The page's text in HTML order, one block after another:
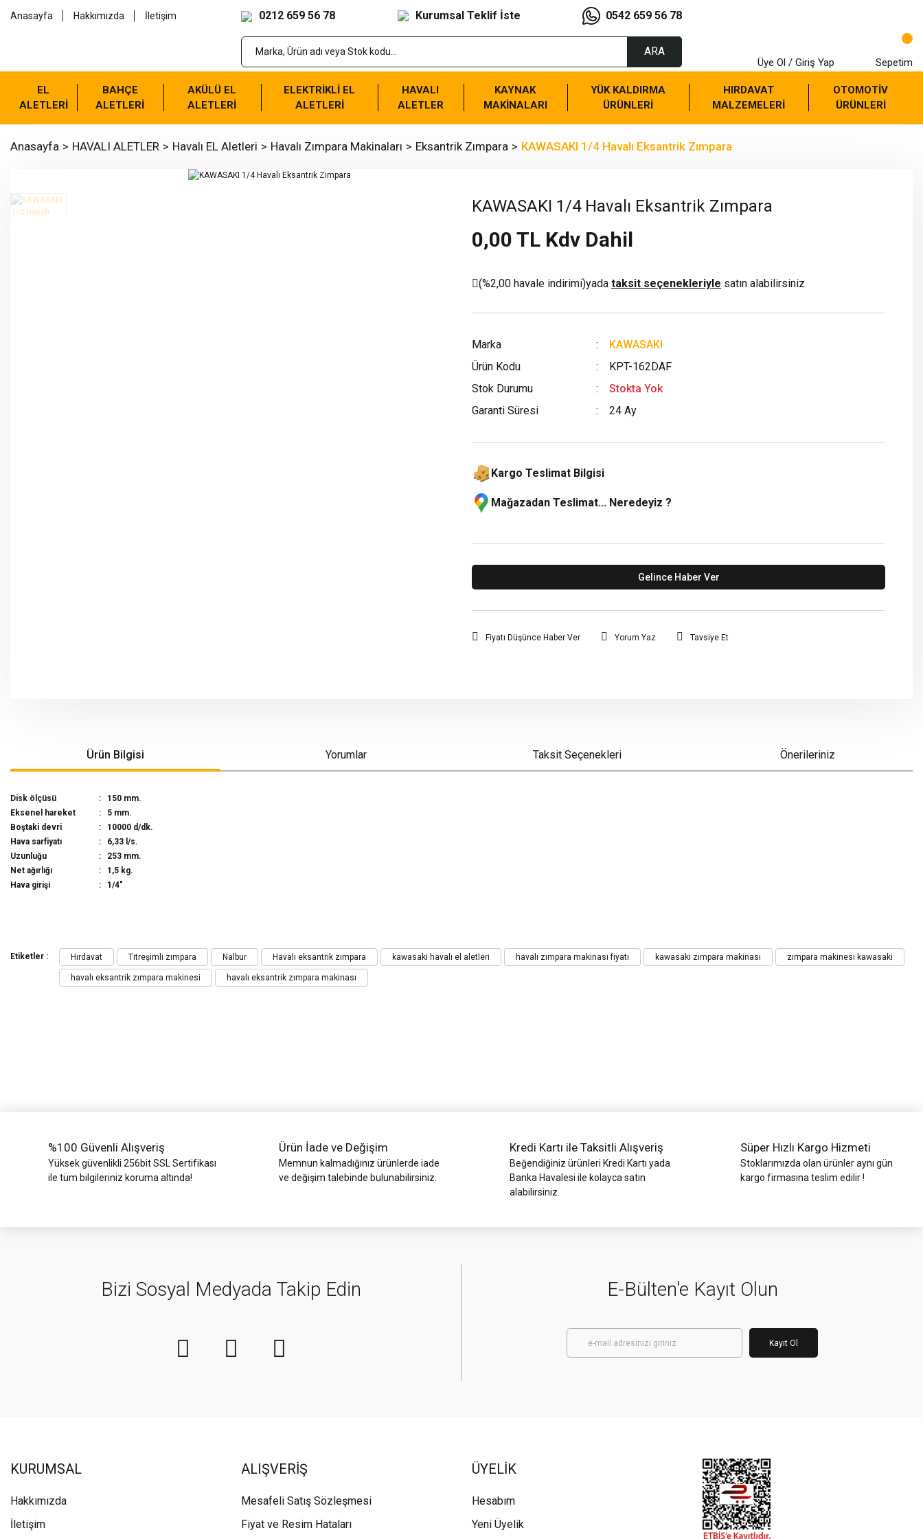
Anasayfa Hakkımızda İletişim 0212 659 56 78 Kurumsal Teklif İste 0542 659 56 78
ARA
Üye Ol / Giriş Yap Sepetim
EL
ALETLERİ
BAHÇE
ALETLERİ
AKÜLÜ EL
ALETLERİ
ELEKTRİKLİ EL
ALETLERİ
HAVALI
ALETLER
KAYNAK
MAKİNALARI
YÜK KALDIRMA
ÜRÜNLERİ
HIRDAVAT
MALZEMELERİ
OTOMOTİV
ÜRÜNLERİ
Anasayfa HAVALI ALETLER Havalı EL Aletleri Havalı Zımpara Makinaları Eksantrik Zımpara KAWASAKI 1/4 Havalı Eksantrik Zımpara
KAWASAKI 1/4 Havalı Eksantrik Zımpara
0,00 TL Kdv Dahil
(%2,00 havale indirimi)yada taksit seçenekleriyle satın alabilirsiniz
Marka
KAWASAKI
Ürün Kodu
KPT-162DAF
Stok Durumu
Stokta Yok
Garanti Süresi
24 Ay
Kargo Teslimat Bilgisi
Mağazadan Teslimat... Neredeyiz ?
Gelince Haber Ver
Fiyatı Düşünce Haber Ver Yorum Yaz Tavsiye Et
Ürün Bilgisi Yorumlar Taksit Seçenekleri Önerileriniz
Disk ölçüsü :
150 mm.
Eksenel hareket
:
5 mm.
Boştaki devri
:
10000 d/dk.
Hava sarfiyatı
:
6,33 l/s.
Uzunluğu
:
253 mm.
Net ağırlığı
:
1,5 kg.
Hava girişi
: 1/4"
Bu ürüne ilk yorumu siz yapın!
Görüş ve önerileriniz için teşekkür ederiz.
Ürün resmi kalitesiz, bozuk veya görüntülenemiyor.
Etiketler : Hırdavat Titreşimli zımpara Nalbur Havalı eksantrik zımpara kawasaki havalı el aletleri havalı zımpara makinası fiyatı kawasaki zımpara makinası zımpara makinesi kawasaki
havalı eksantrik zımpara makinesi havalı eksantrik zımpara makinası
%100 Güvenli Alışveriş
Yüksek güvenlikli 256bit SSL Sertifikası
ile tüm bilgileriniz koruma altında!
Ürün İade ve Değişim
Memnun kalmadığınız ürünlerde iade
ve değişim talebinde bulunabilirsiniz.
Kredi Kartı ile Taksitli Alışveriş
Beğendiğiniz ürünleri Kredi Kartı yada
Banka Havalesi ile kolayca satın
alabilirsiniz.
Süper Hızlı Kargo Hizmeti
Stoklarımızda olan ürünler aynı gün
kargo firmasına teslim edilir !
Bizi Sosyal Medyada Takip Edin E-Bülten'e Kayıt Olun
Kayıt Ol
KURUMSAL
Hakkımızda
İletişim
ALIŞVERİŞ
Mesafeli Satış Sözleşmesi
Fiyat ve Resim Hataları
ÜYELİK
Hesabım
Yeni Üyelik